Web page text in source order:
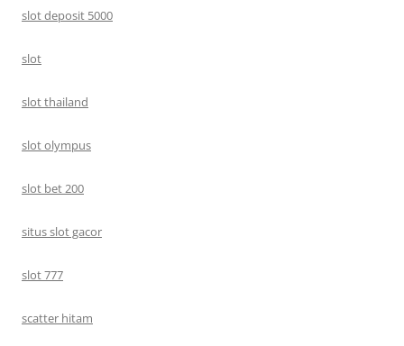
slot deposit 5000
slot
slot thailand
slot olympus
slot bet 200
situs slot gacor
slot 777
scatter hitam